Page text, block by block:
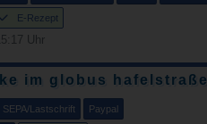
E-Rezept
Uhr
im globus hafelstraße
SEPA/Lastschrift Paypal